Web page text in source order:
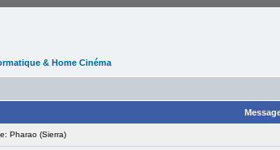
& Home Cinéma
Pharao (Sierra)